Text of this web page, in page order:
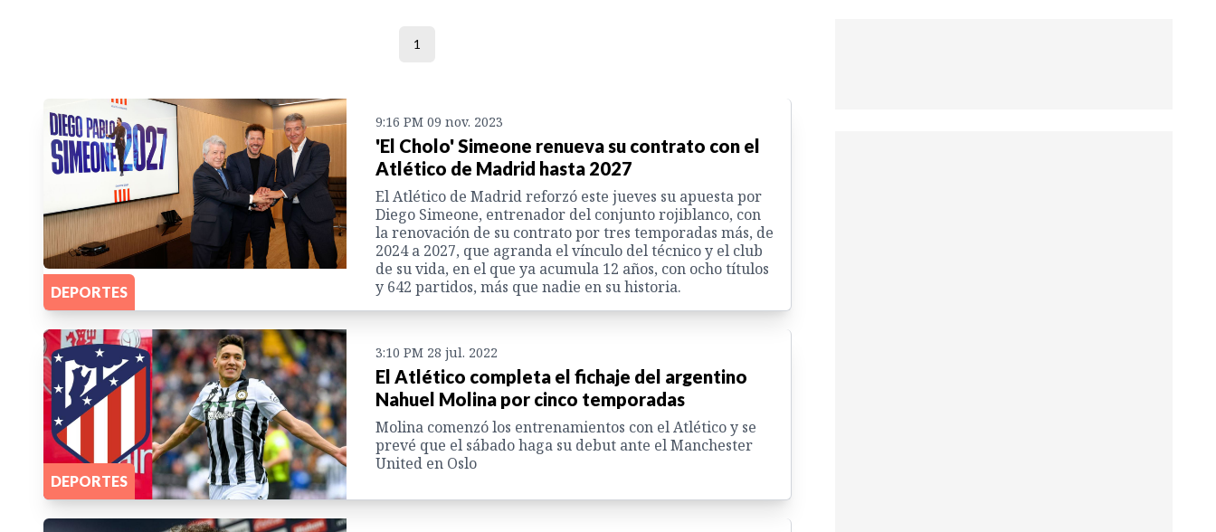
1
DEPORTES
9:16 PM 09 nov. 2023
'El Cholo' Simeone renueva su contrato con el
Atlético de Madrid hasta 2027
El Atlético de Madrid reforzó este jueves su apuesta por
Diego Simeone, entrenador del conjunto rojiblanco, con
la renovación de su contrato por tres temporadas más, de
2024 a 2027, que agranda el vínculo del técnico y el club
de su vida, en el que ya acumula 12 años, con ocho títulos
y 642 partidos, más que nadie en su historia.
DEPORTES
3:10 PM 28 jul. 2022
El Atlético completa el fichaje del argentino
Nahuel Molina por cinco temporadas
Molina comenzó los entrenamientos con el Atlético y se
prevé que el sábado haga su debut ante el Manchester
United en Oslo